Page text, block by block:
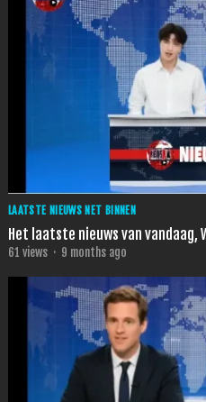
LAATSTE NIEUWS NET BINNEN
Het laatste nieuws van vandaag,
61 views · 9 months ago